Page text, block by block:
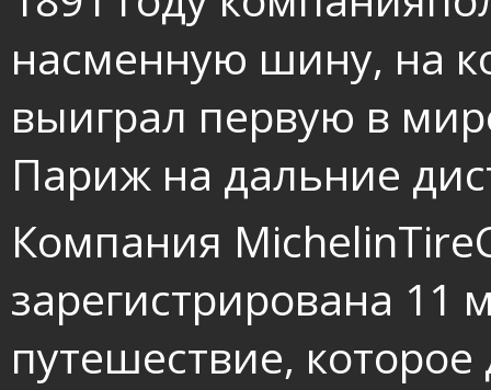
насменную шину, на
выиграл первую в
Париж на дальние
Компания
зарегистрирована 11
путешествие,